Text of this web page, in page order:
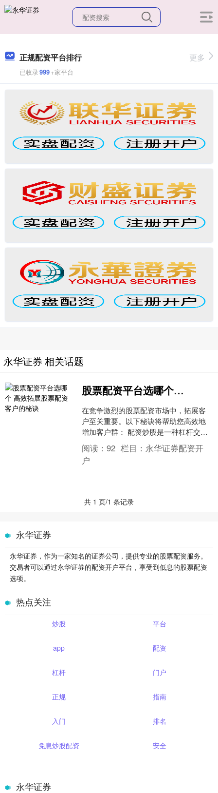
正规配资平台排行
已收录999+家平台
更多
永华证券 相关话题
股票配资平台选哪个 高效拓展股票配资客户的秘诀
在竞争激烈的股票配资市场中，拓展客
户至关重要。以下秘诀将帮助您高效地
增加客户群： 配资炒股是一种杠杆交易
策略，允许投资者借用资金来增加其购
买力。通过配资，投资者....
阅读：92 栏目： 永华证券配资开
户
共 1 页/1 条记录
永华证券
永华证券，作为一家知名的证券公司，提供专业的股票配资服务。
交易者可以通过永华证券的配资开户平台，享受到低息的股票配资
选项。
热点关注
炒股 平台
app 配资
杠杆 门户
正规 指南
入门 排名
免息炒股配资 安全
永华证券